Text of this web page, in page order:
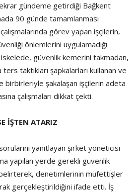
gündeme getirdiği Bağkent
90 günde tamamlanması
görev yapan işçilerin,
önlemlerini uygulamadığı
güvenlik kemerini takmadan,
taktıkları şapkalarları kullanan ve
birbirleriyle şakalaşan işçilerin adeta
çalışmaları dikkat çekti.
İŞTEN ATARIZ
yanıtlayan şirket yöneticisi
yapılan yerde gerekli güvenlik
belirterek, denetimlerinin müfettişler
gerçekleştirildiğini ifade etti. İş